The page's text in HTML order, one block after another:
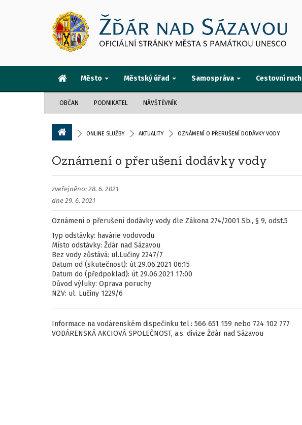
Město Městský úřad Samospráva Cestovní ruch
OBČAN PODNIKATEL NÁVŠTĚVNÍK
ONLINE SLUŽBY AKTUALITY OZNÁMENÍ O PŘERUŠENÍ DODÁVKY VODY
Oznámení o přerušení dodávky vody
zveřejněno: 28. 6. 2021
dne 29. 6. 2021
Oznámení o přerušení dodávky vody dle Zákona 274/2001 Sb., § 9, odst.5
Typ odstávky: havárie vodovodu
Místo odstávky: Žďár nad Sázavou
Bez vody zůstává: ul.Lučiny 2247/7
Datum od (skutečnost): út 29.06.2021 06:15
Datum do (předpoklad): út 29.06.2021 17:00
Důvod výluky: Oprava poruchy
NZV: ul. Lučiny 1229/6
Informace na vodárenském dispečinku tel.: 566 651 159 nebo 724 102 777
VODÁRENSKÁ AKCIOVÁ SPOLEČNOST, a.s. divize Žďár nad Sázavou